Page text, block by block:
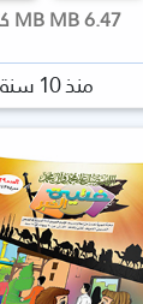
6.47 MB MB كتاب
منذ 10 سنة